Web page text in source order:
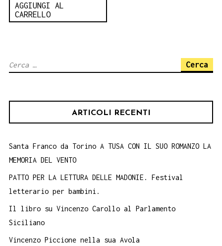
AGGIUNGI AL
CARRELLO
Ricerca
ARTICOLI RECENTI
Santa Franco da Torino A TUSA CON IL SUO ROMANZO LA
MEMORIA DEL VENTO
PATTO PER LA LETTURA DELLE MADONIE. Festival
letterario per bambini.
Il libro su Vincenzo Carollo al Parlamento
Siciliano
Vincenzo Piccione nella sua Avola